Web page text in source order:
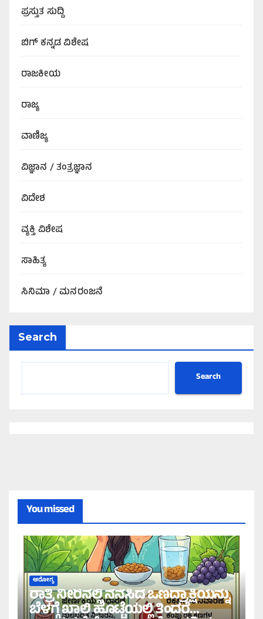
ಪ್ರಸ್ತುತ ಸುದ್ದಿ
ಬಿಗ್‌ ಕನ್ನಡ ವಿಶೇಷ
ರಾಜಕೀಯ
ರಾಜ್ಯ
ವಾಣಿಜ್ಯ
ವಿಜ್ಞಾನ / ತಂತ್ರಜ್ಞಾನ
ವಿದೇಶ
ವ್ಯಕ್ತಿ ವಿಶೇಷ
ಸಾಹಿತ್ಯ
ಸಿನಿಮಾ / ಮನರಂಜನೆ
Search
Search
You missed
ಆರೋಗ್ಯ
ರಾತ್ರಿ ನೀರಿನಲ್ಲಿ ನೆನೆಸಿದ ಒಣದ್ರಾಕ್ಷಿಯನ್ನು
ಬೆಳಗ್ಗೆ ಖಾಲಿ ಹೊಟ್ಟೆಯಲ್ಲಿ ತಿಂದರೆ